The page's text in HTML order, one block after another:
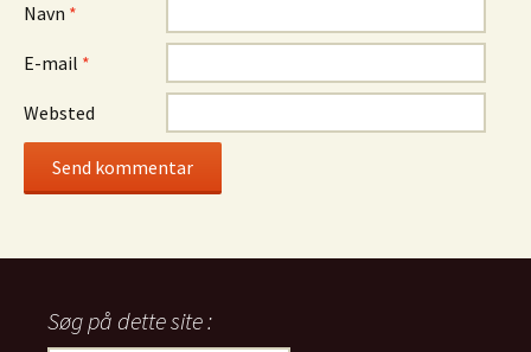
Navn *
E-mail *
Websted
Søg på dette site :